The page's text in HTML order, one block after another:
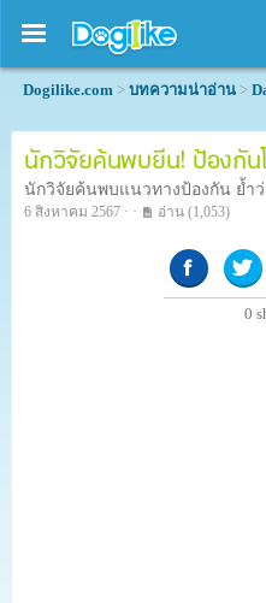
Dogilike.com > บทความน่าอ่าน >
นักวิจัยค้นพบยีน! ป้องกัน
นักวิจัยค้นพบแนวทางป้องกัน ย้ำ
6 สิงหาคม 2567 · · อ่าน (1,053)
0